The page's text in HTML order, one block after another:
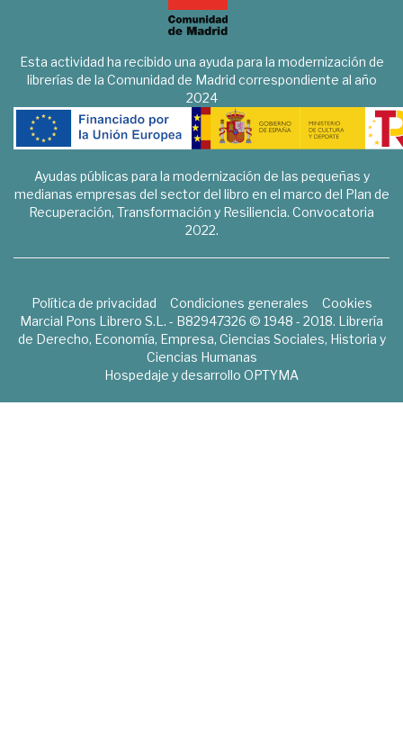
Esta actividad ha recibido una ayuda para la modernización de
librerías de la Comunidad de Madrid correspondiente al año
2024
Ayudas públicas para la modernización de las pequeñas y
medianas empresas del sector del libro en el marco del Plan de
Recuperación, Transformación y Resiliencia. Convocatoria
2022.
Política de privacidad Condiciones generales
Cookies
Marcial Pons Librero S.L. - B82947326 © 1948 - 2018. Librería
de Derecho, Economía, Empresa, Ciencias Sociales, Historia y
Ciencias Humanas
Hospedaje y desarrollo OPTYMA